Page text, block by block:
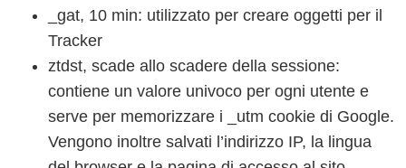
_gat, 10 min: utilizzato per creare oggetti per il
Tracker
ztdst, scade allo scadere della sessione:
contiene un valore univoco per ogni utente e
serve per memorizzare i _utm cookie di Google.
Vengono inoltre salvati l’indirizzo IP, la lingua